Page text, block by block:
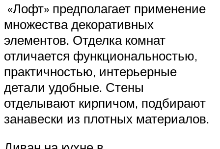
«Лофт» предполагает применение
множества декоративных
элементов. Отделка комнат
отличается функциональностью,
практичностью, интерьерные
детали удобные. Стены
отделывают кирпичом, подбирают
занавески из плотных материалов.